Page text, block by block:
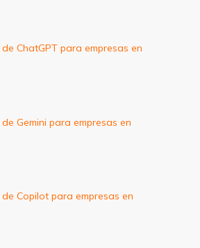
ChatGPT para empresas en
Gemini para empresas en
Copilot para empresas en